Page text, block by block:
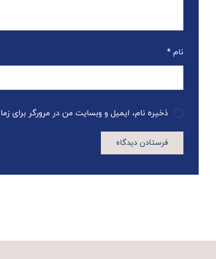
نام *
ذخیره نام، ایمیل و وبسایت من در مرورگر برای
فرستادن دیدگاه